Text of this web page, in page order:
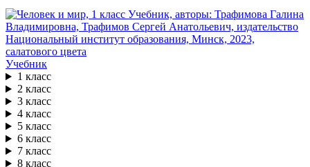
Учебник
1 класс
2 класс
3 класс
4 класс
5 класс
6 класс
7 класс
8 класс